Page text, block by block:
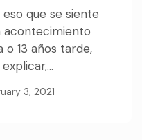
que se siente
acontecimiento
o 13 años tarde,
3, 2021